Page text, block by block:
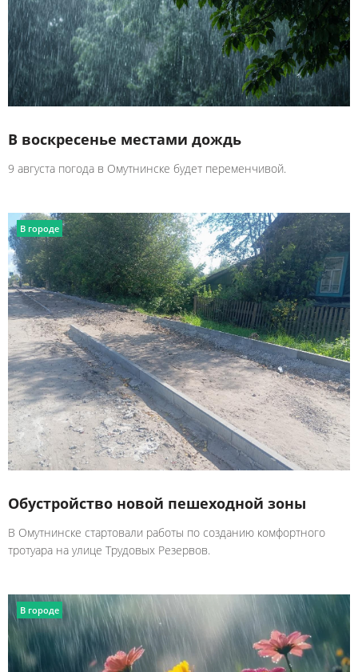
В воскресенье местами дождь
9 августа погода в Омутнинске будет переменчивой.
В городе
Обустройство новой пешеходной зоны
В Омутнинске стартовали работы по созданию комфортного
тротуара на улице Трудовых Резервов.
В городе